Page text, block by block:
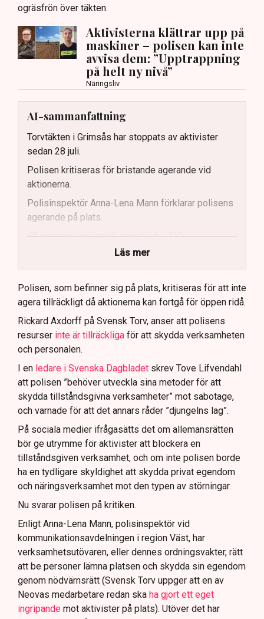
ogräsfrön över täkten.
Aktivisterna klättrar upp på
maskiner – polisen kan inte
avvisa dem: ”Upptrappning
på helt ny nivå”
Näringsliv
AI-sammanfattning
Torvtäkten i Grimsås har stoppats av aktivister
sedan 28 juli.
Polisen kritiseras för bristande agerande vid
aktionerna.
Polisinspektör Anna-Lena Mann förklarar polisens
agerande på plats.
40 personer misstänks med cirka 120
brottsmisstankar kopplade.
Polisen använder drönare och uniformerad polis
för att dokumentera bevis.
Samtidigt är polisarbetet komplext när det gäller
att navigera juridiska rättigheter och gränser.
Läs mer
Polisen, som befinner sig på plats, kritiseras för att inte
agera tillräckligt då aktionerna kan fortgå för öppen ridå.
Rickard Axdorff på Svensk Torv, anser att polisens
resurser inte är tillräckliga för att skydda verksamheten
och personalen.
I en ledare i Svenska Dagbladet skrev Tove Lifvendahl
att polisen ”behöver utveckla sina metoder för att
skydda tillståndsgivna verksamheter” mot sabotage,
och varnade för att det annars råder ”djungelns lag”.
På sociala medier ifrågasätts det om allemansrätten
bör ge utrymme för aktivister att blockera en
tillståndsgiven verksamhet, och om inte polisen borde
ha en tydligare skyldighet att skydda privat egendom
och näringsverksamhet mot den typen av störningar.
Nu svarar polisen på kritiken.
Enligt Anna-Lena Mann, polisinspektör vid
kommunikationsavdelningen i region Väst, har
verksamhetsutövaren, eller dennes ordningsvakter, rätt
att be personer lämna platsen och skydda sin egendom
genom nödvärnsrätt (Svensk Torv uppger att en av
Neovas medarbetare redan ska ha gjort ett eget
ingripande mot aktivister på plats). Utöver det har